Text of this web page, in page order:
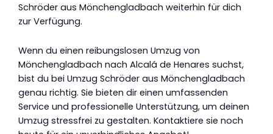
Schröder aus Mönchengladbach weiterhin für dich
zur Verfügung.
Wenn du einen reibungslosen Umzug von
Mönchengladbach nach Alcalá de Henares suchst,
bist du bei Umzug Schröder aus Mönchengladbach
genau richtig. Sie bieten dir einen umfassenden
Service und professionelle Unterstützung, um deinen
Umzug stressfrei zu gestalten. Kontaktiere sie noch